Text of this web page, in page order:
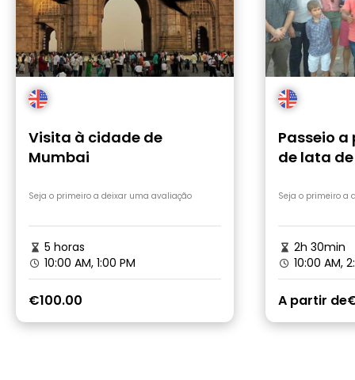
Visita à cidade de
Mumbai
Seja o primeiro a deixar uma avaliação
5 horas
10:00 AM, 1:00 PM
€100.00
Passeio a
de lata
Seja o primeiro a
2h 30min
10:00 AM,
A partir de